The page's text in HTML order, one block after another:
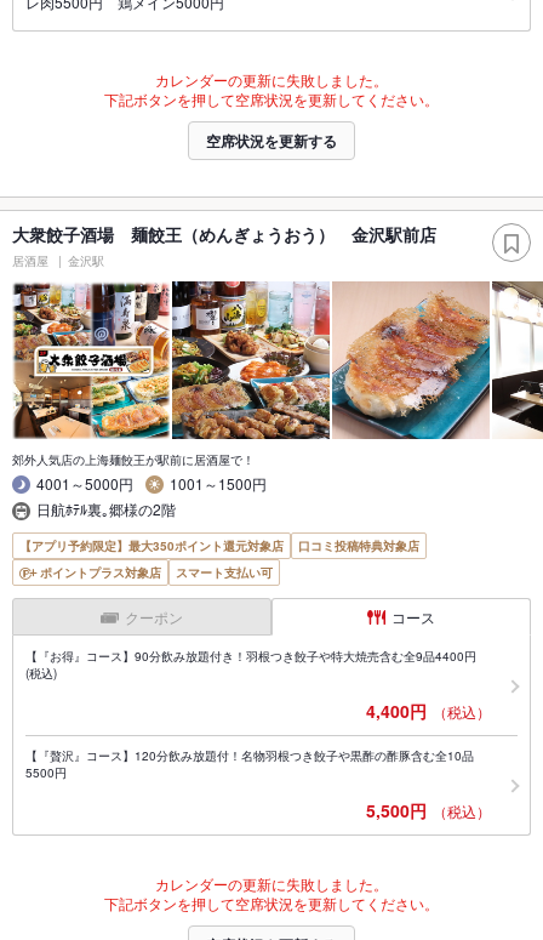
カレンダーの更新に失敗しました。
下記ボタンを押して空席状況を更新してください。
空席状況を更新する
大衆餃子酒場 麺餃王（めんぎょうおう） 金沢駅前店
居酒屋 金沢駅
郊外人気店の上海麺餃王が駅前に居酒屋で！
4001～5000円
1001～1500円
日航ﾎﾃﾙ裏｡郷様の2階
【アプリ予約限定】最大350ポイント還元対象店
口コミ投稿特典対象店
ポイントプラス対象店
スマート支払い可
クーポン コース
【『お得』コース】90分飲み放題付き！羽根つき餃子や特大焼売含む全9品4400円
(税込)
4,400円 （税込）
【『贅沢』コース】120分飲み放題付！名物羽根つき餃子や黒酢の酢豚含む全10品
5500円
5,500円 （税込）
カレンダーの更新に失敗しました。
下記ボタンを押して空席状況を更新してください。